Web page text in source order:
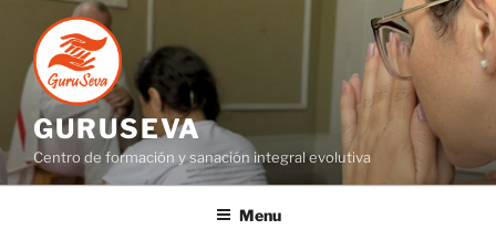
GURUSEVA
Centro de formación y sanación integral evolutiva
Menu